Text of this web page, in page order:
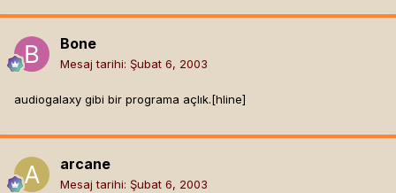
Bone
Mesaj tarihi: Şubat 6, 2003
audiogalaxy gibi bir programa açlık.[hline]
arcane
Mesaj tarihi: Şubat 6, 2003